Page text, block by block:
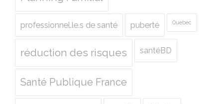
professionnel.le.s de santé puberté Quebec
réduction des risques santéBD
Santé Publique France